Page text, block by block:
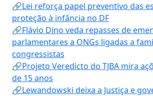
🔗Lei reforça papel preventivo das
proteção à infância no DF
🔗Flávio Dino veda repasses de
parlamentares a ONGs ligadas a
congressistas
🔗Projeto Veredicto do TJBA mira
de 15 anos
🔗Lewandowski deixa a Justiça e